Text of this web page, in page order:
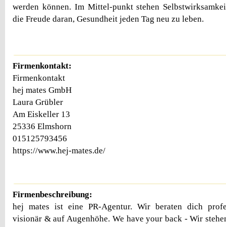
werden können. Im Mittel-punkt stehen
die Freude daran, Gesundheit jeden Tag neu zu leben.
Firmenkontakt:
Firmenkontakt
hej mates GmbH
Laura Grübler
Am Eiskeller 13
25336 Elmshorn
015125793456
https://www.hej-mates.de/
Firmenbeschreibung:
hej mates ist eine PR-Agentur. Wir beraten dich
visionär & auf Augenhöhe. We have your back - Wir